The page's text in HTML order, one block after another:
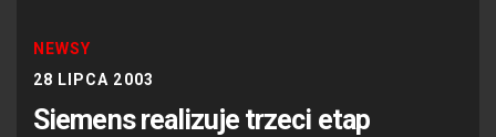
NEWSY
28 LIPCA 2003
Siemens realizuje trzeci etap